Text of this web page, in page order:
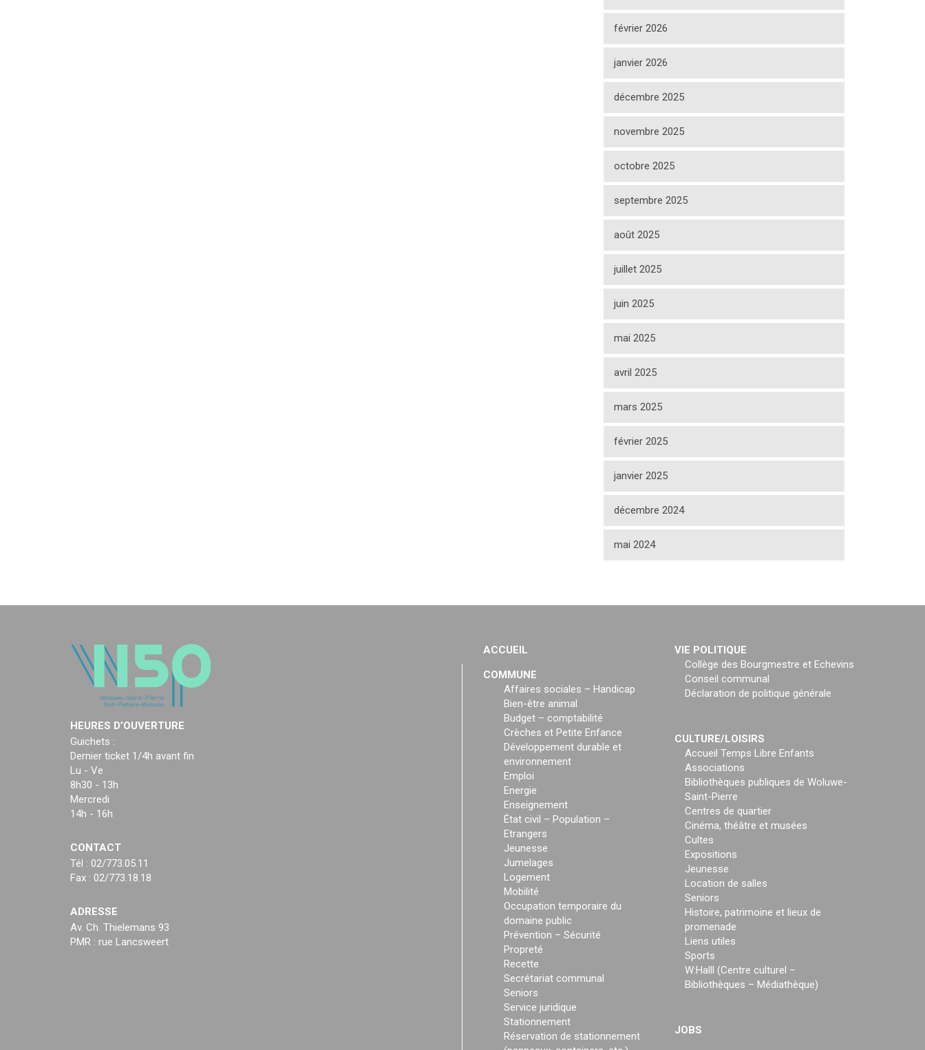
février 2026
janvier 2026
décembre 2025
novembre 2025
octobre 2025
septembre 2025
août 2025
juillet 2025
juin 2025
mai 2025
avril 2025
mars 2025
février 2025
janvier 2025
décembre 2024
mai 2024
HEURES D’OUVERTURE
Guichets :
Dernier ticket 1/4h avant fin
Lu - Ve
8h30 - 13h
Mercredi
14h - 16h
CONTACT
Tél : 02/773.05.11
Fax : 02/773.18.18
ADRESSE
Av. Ch. Thielemans 93
PMR : rue Lancsweert
ACCUEIL
COMMUNE
Affaires sociales – Handicap
Bien-être animal
Budget – comptabilité
Crèches et Petite Enfance
Développement durable et
environnement
Emploi
Energie
Enseignement
État civil – Population –
Etrangers
Jeunesse
Jumelages
Logement
Mobilité
Occupation temporaire du
domaine public
Prévention – Sécurité
Propreté
Recette
Secrétariat communal
Seniors
Service juridique
Stationnement
Réservation de stationnement
VIE POLITIQUE
Collège des Bourgmestre et Echevins
Conseil communal
Déclaration de politique générale
CULTURE/LOISIRS
Accueil Temps Libre Enfants
Associations
Bibliothèques publiques de Woluwe-
Saint-Pierre
Centres de quartier
Cinéma, théâtre et musées
Cultes
Expositions
Jeunesse
Location de salles
Seniors
Histoire, patrimoine et lieux de
promenade
Liens utiles
Sports
W:Halll (Centre culturel –
Bibliothèques – Médiathèque)
JOBS